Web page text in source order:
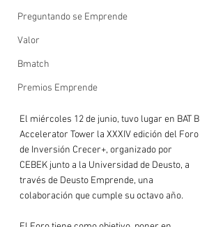
Preguntando se Emprende
Valor
Bmatch
Premios Emprende
El miércoles 12 de junio, tuvo lugar en BAT B
Accelerator Tower la XXXIV edición del Foro
de Inversión Crecer+, organizado por
CEBEK junto a la Universidad de Deusto, a
través de Deusto Emprende, una
colaboración que cumple su octavo año.